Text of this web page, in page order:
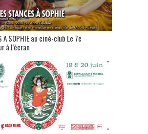
A SOPHIE au ciné-club Le 7e
à l’écran